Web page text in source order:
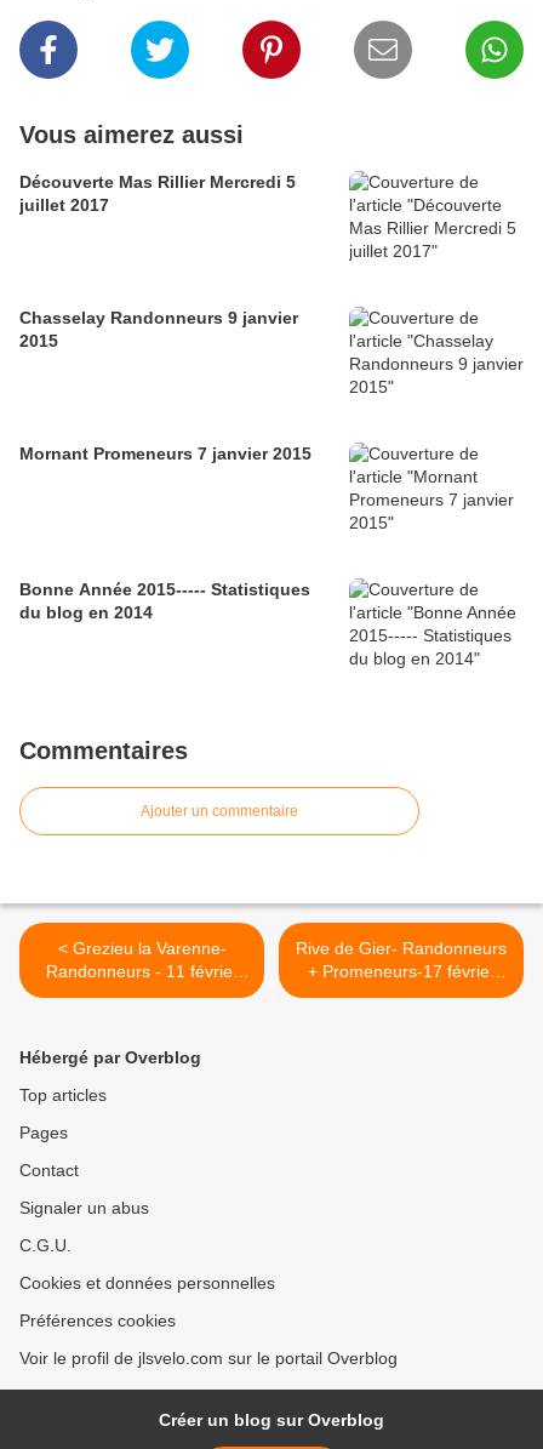
Vous aimerez aussi
Découverte Mas Rillier Mercredi 5
juillet 2017
Chasselay Randonneurs 9 janvier
2015
Mornant Promeneurs 7 janvier 2015
Bonne Année 2015----- Statistiques
du blog en 2014
Commentaires
Ajouter un commentaire
< Grezieu la Varenne-
Randonneurs - 11 février
2014
Rive de Gier- Randonneurs
+ Promeneurs-17 février
2014 >
Hébergé par Overblog
Top articles
Pages
Contact
Signaler un abus
C.G.U.
Cookies et données personnelles
Préférences cookies
Voir le profil de jlsvelo.com sur le portail Overblog
Créer un blog sur Overblog